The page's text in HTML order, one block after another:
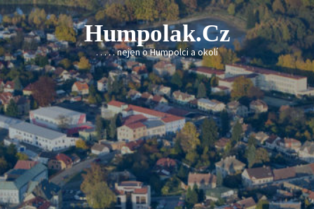
Skip
to
content
Humpolak.cz
. . . . . nejen o Humpolci a okolí